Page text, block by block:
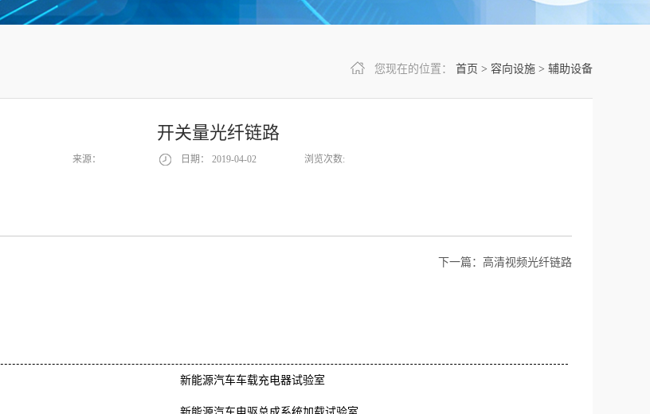
您现在的位置： 首页 > 容向设施 > 辅助设备
开关量光纤链路
日期： 2019-04-02 浏览次数:
来源：
下一篇： 高清视频光纤链路
新能源汽车车载充电器试验室